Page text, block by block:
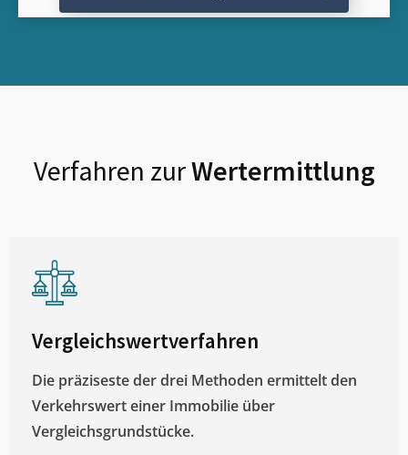
Verfahren zurWertermittlung
Vergleichswertverfahren
Die präziseste der drei Methoden ermittelt den
Verkehrswert einer Immobilie über
Vergleichsgrundstücke.